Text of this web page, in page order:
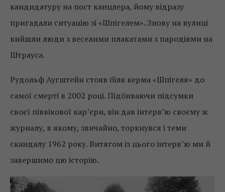
кандидатуру на пост канцлера, йому відразу
пригадали ситуацію зі «Шпігелем». Знову на вулиці
вийшли люди з веселими плакатами з пародіями на
Штрауса.
Рудольф Аугштейн стояв біля керма «Шпігеля» до
самої смерті в 2002 році. Підбиваючи підсумки
своєї піввікової кар’єри, він дав інтерв’ю своєму ж
журналу, в якому, звичайно, торкнувся і теми
скандалу 1962 року. Витягом із цього інтерв’ю ми й
завершимо цю історію.